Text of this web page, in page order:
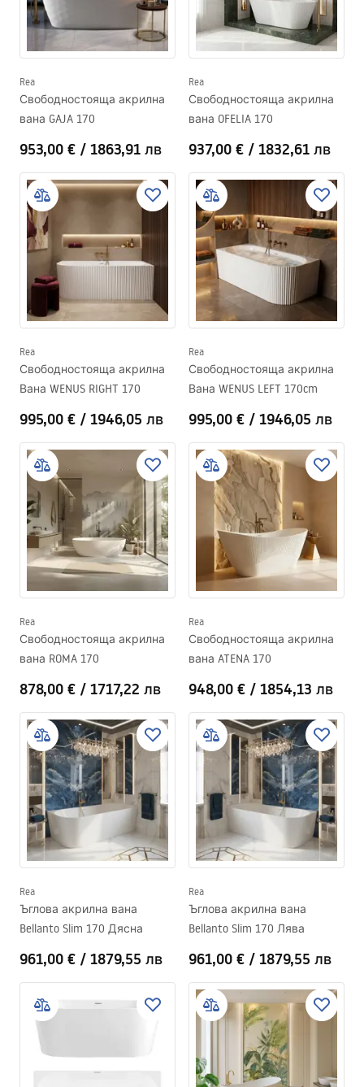
Rea
Свободностояща акрилна
вана GAJA 170
953,00 € / 1863,91 лв
Rea
Свободностояща акрилна
вана OFELIA 170
937,00 € / 1832,61 лв
Rea
Свободностояща акрилна
Вана WENUS RIGHT 170
995,00 € / 1946,05 лв
Rea
Свободностояща акрилна
Вана WENUS LEFT 170cm
995,00 € / 1946,05 лв
Rea
Свободностояща акрилна
вана ROMA 170
878,00 € / 1717,22 лв
Rea
Свободностояща акрилна
вана ATENA 170
948,00 € / 1854,13 лв
Rea
Ъглова акрилна вана
Bellanto Slim 170 Дясна
961,00 € / 1879,55 лв
Rea
Ъглова акрилна вана
Bellanto Slim 170 Лява
961,00 € / 1879,55 лв